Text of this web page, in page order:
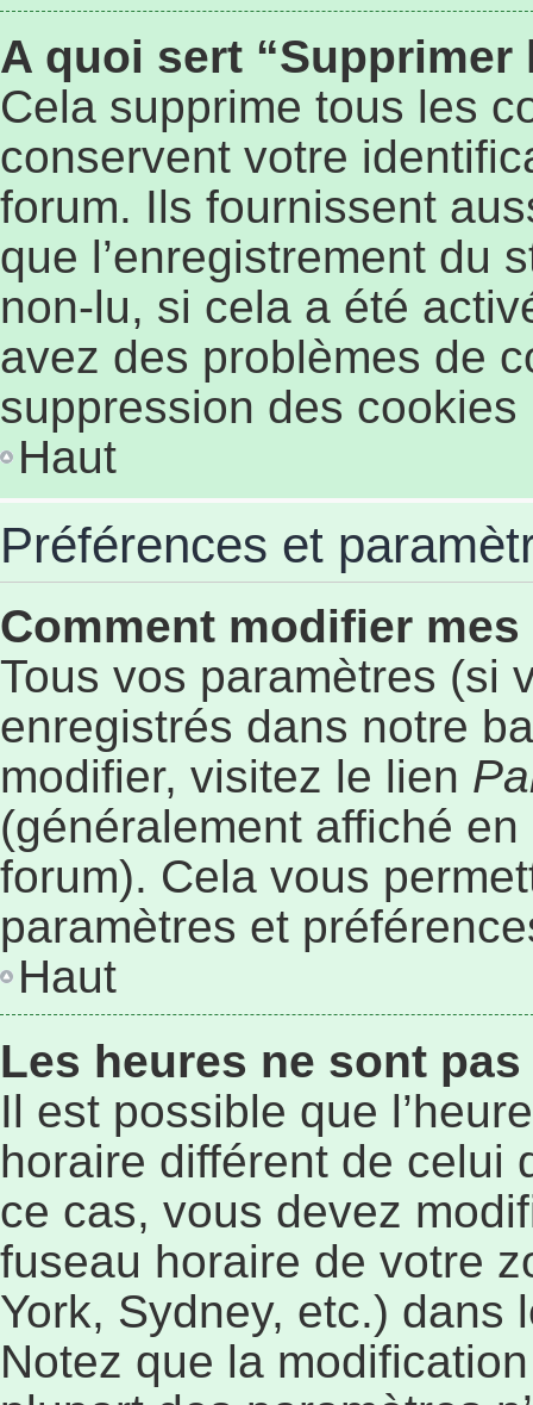
A quoi sert
Cela supprime tous les
conservent votre
forum. Ils fournissent
que l’enregistrement du
non-lu, si cela a été
avez des problèmes de
suppression des
Haut
Préférences et
Comment modifier
Tous vos paramètres (si
enregistrés dans notre
modifier, visitez le lien
(généralement affiché
forum). Cela vous
paramètres et
Haut
Les heures ne sont
Il est possible que
horaire différent de celui
ce cas, vous devez
fuseau horaire de votre
York, Sydney, etc.) dans
Notez que la